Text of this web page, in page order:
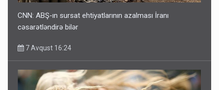
CNN: ABŞ-ın sursat ehtiyatlarının azalması İranı
cəsarətləndirə bilər
7 Avqust 16:24